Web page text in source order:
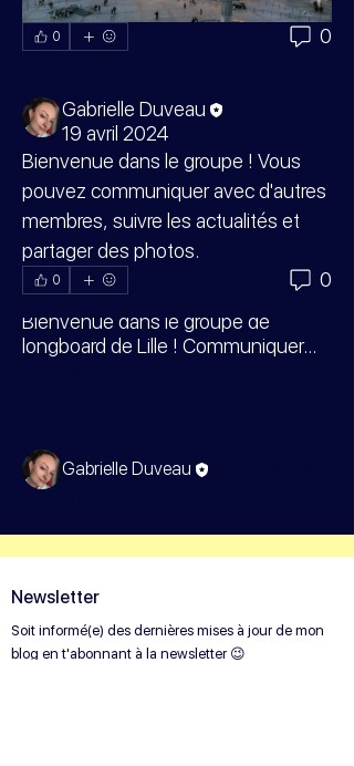
0 0
Gabrielle Duveau
19 avril 2024
Bienvenue dans le groupe ! Vous
pouvez communiquer avec d'autres
membres, suivre les actualités et
partager des photos.
0 0
À propos
Bienvenue dans le groupe de
longboard de Lille ! Communiquer...
Gabrielle Duveau
Newsletter
Soit informé(e) des dernières mises à jour de mon
blog en t'abonnant à la newsletter 😉